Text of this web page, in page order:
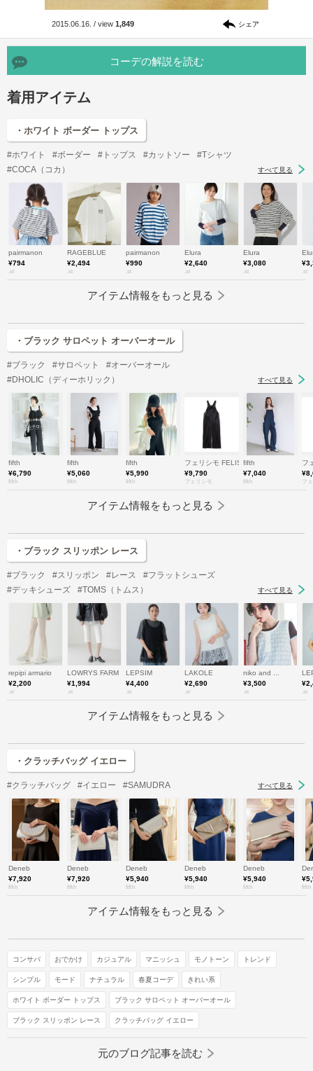
2015.06.16. / view 1,849 シェア
コーデの解説を読む
着用アイテム
・ホワイト ボーダー トップス
#ホワイト #ボーダー #トップス #カットソー
#Tシャツ
#COCA（コカ）
すべて見る
pairmanon
¥794
.st
RAGEBLUE
¥2,494
.st
pairmanon
¥990
.st
Elura
¥2,640
.st
Elura
¥3,080
.st .st
アイテム情報をもっと見る
・ブラック サロペット オーバーオール
#ブラック #サロペット
#オーバーオール
#DHOLIC（ディーホリック）
すべて見る
fifth
¥6,790
fifth
fifth
¥5,060
fifth
fifth
¥5,990
fifth
フェリシモ FELISSIMO
¥9,790
フェリシモ
fifth
¥7,040
fifth
フ
フ
アイテム情報をもっと見る
・ブラック スリッポン レース
#ブラック #スリッポン #レース
#フラットシューズ
#デッキシューズ
#TOMS（トムス） すべて見る
repipi armario
¥2,200
.st
LOWRYS FARM
¥1,994
.st
LEPSIM
¥4,400
.st
LAKOLE
¥2,690
.st
niko and ...
¥3,500
.st .st
アイテム情報をもっと見る
・クラッチバッグ イエロー
#クラッチバッグ #イエロー #SAMUDRA すべて見る
Deneb
¥7,920
fifth
Deneb
¥7,920
fifth
Deneb
¥5,940
fifth
Deneb
¥5,940
fifth
Deneb
¥5,940
fifth fifth
アイテム情報をもっと見る
コンサバ おでかけ カジュアル マニッシュ モノトーン トレンド
シンプル モード ナチュラル 春夏コーデ きれい系
ホワイト ボーダー トップス ブラック サロペット オーバーオール
ブラック スリッポン レース クラッチバッグ イエロー
元のブログ記事を読む